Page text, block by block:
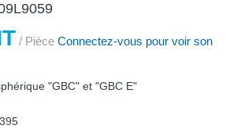
/ Pièce Connectez-vous pour voir son
"GBC" et "GBC E"